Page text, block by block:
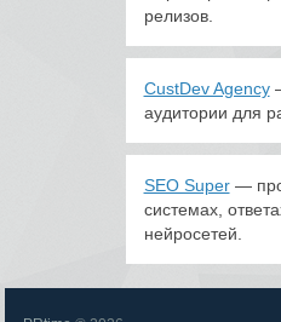
релизов.
CustDev Agency
аудитории для
SEO Super—
системах,
нейросетей.